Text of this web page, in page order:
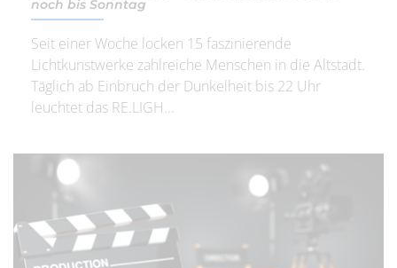
noch bis Sonntag
Seit einer Woche locken 15 faszinierende
Lichtkunstwerke zahlreiche Menschen in die Altstadt.
Täglich ab Einbruch der Dunkelheit bis 22 Uhr
leuchtet das RE.LIGH...